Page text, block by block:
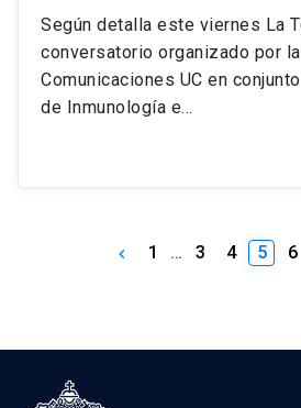
Según detalla este viernes La
conversatorio organizado por
Comunicaciones UC en
de Inmunología e…
keyboard_arrow_left 1 … 3 4 5 6